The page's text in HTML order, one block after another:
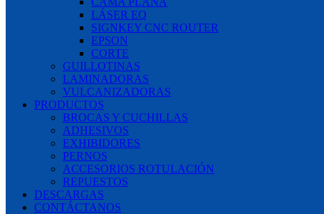
LÁSER EQ
SIGNKEY CNC ROUTER
EPSON
CORTE
GUILLOTINAS
LAMINADORAS
VULCANIZADORAS
PRODUCTOS
BROCAS Y CUCHILLAS
ADHESIVOS
EXHIBIDORES
PERNOS
ACCESORIOS ROTULACIÓN
REPUESTOS
DESCARGAS
CONTÁCTANOS